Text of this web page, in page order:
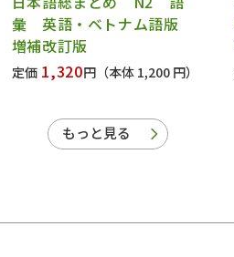
彙 英語・ベトナム語版
増補改訂版
定価 1,320円 （本体 1,200 円）
もっと見る